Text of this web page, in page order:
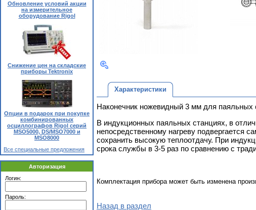
Обновление условий акции
на измерительное
оборудование Rigol
Снижение цен на складские
приборы Tektronix
Опции в подарок при покупке
комбинированных
осциллографов Rigol серий
MSO5000, DS/MSO7000 и
MSO8000
Все специальные предложения
Авторизация
Логин:
Пароль:
Характеристики
Наконечник ножевидный 3 мм для паяльных
В индукционных паяльных станциях, в
непосредственному нагреву подвергается
сохранить высокую теплоотдачу. При
срока службы в 3-5 раз по сравнению с
Комплектация прибора может быть изменена
Назад в раздел